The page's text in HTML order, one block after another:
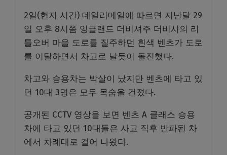
2일(현지 시간) 데일리메일에 따르면 지난달 29
일 오후 8시쯤 잉글랜드 더비셔주 더비시의 리
틀오버 마을 도로를 질주하던 흰색 벤츠가 도로
를 이탈하면서 차고로 날듯이 돌진했다.
차고와 승용차는 박살이 났지만 벤츠에 타고 있
던 10대 3명은 모두 목숨을 건졌다.
공개된 CCTV 영상을 보면 벤츠 A 클래스 승용
차에 타고 있던 10대들은 사고 직후 반파된 차
에서 차례대로 걸어 나왔다.